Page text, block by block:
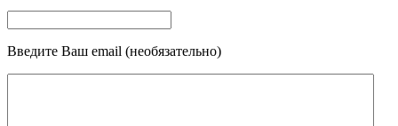
Введите Ваш email (необязательно)